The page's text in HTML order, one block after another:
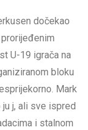
dočekao
U-19 igrača na
bloku
Mark
j, ali sve ispred
i stalnom